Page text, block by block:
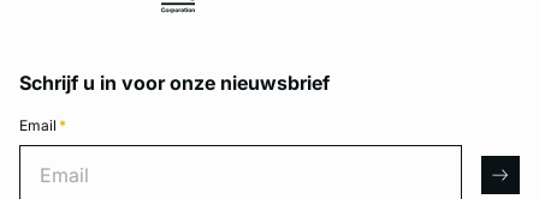
Schrijf u in voor onze nieuwsbrief
Email *